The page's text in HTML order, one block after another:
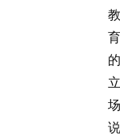
教
育
的
立
场
说